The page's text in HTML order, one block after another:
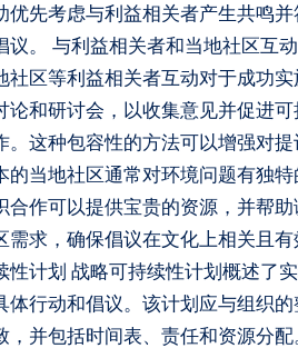
优先考虑与利益相关者产生共鸣
议。 与利益相关者和当地社区互
社区等利益相关者互动对于成功
论和研讨会，以收集意见并促进
。这种包容性的方法可以增强对
的当地社区通常对环境问题有独
合作可以提供宝贵的资源，并帮
需求，确保倡议在文化上相关且
性计划 战略可持续性计划概述了
体行动和倡议。该计划应与组织
，并包括时间表、责任和资源分